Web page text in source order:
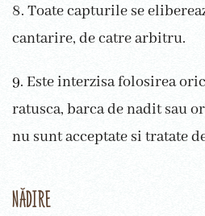
8. Toate capturile se
cantarire, de catre arbitru.
9. Este interzisa folosirea
ratusca, barca de nadit sau
nu sunt acceptate si tratate
NĂDIRE